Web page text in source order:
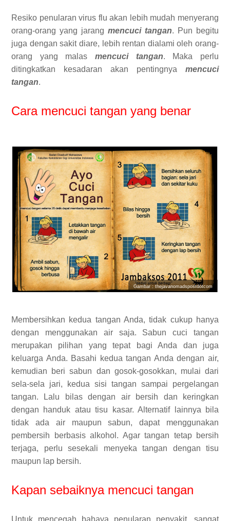
Resiko penularan virus flu akan lebih mudah menyerang
orang-orang yang jarang mencuci tangan. Pun begitu
juga dengan sakit diare, lebih rentan dialami oleh orang-
orang yang malas mencuci tangan. Maka perlu
ditingkatkan kesadaran akan pentingnya mencuci
tangan.
Cara mencuci tangan yang benar
Gambar : thejavanomadspostdotcom
Membersihkan kedua tangan Anda, tidak cukup hanya
dengan menggunakan air saja. Sabun cuci tangan
merupakan pilihan yang tepat bagi Anda dan juga
keluarga Anda. Basahi kedua tangan Anda dengan air,
kemudian beri sabun dan gosok-gosokkan, mulai dari
sela-sela jari, kedua sisi tangan sampai pergelangan
tangan. Lalu bilas dengan air bersih dan keringkan
dengan handuk atau tisu kasar. Alternatif lainnya bila
tidak ada air maupun sabun, dapat menggunakan
pembersih berbasis alkohol. Agar tangan tetap bersih
terjaga, perlu sesekali menyeka tangan dengan tisu
maupun lap bersih.
Kapan sebaiknya mencuci tangan
Untuk mencegah bahaya penularan penyakit, sangat